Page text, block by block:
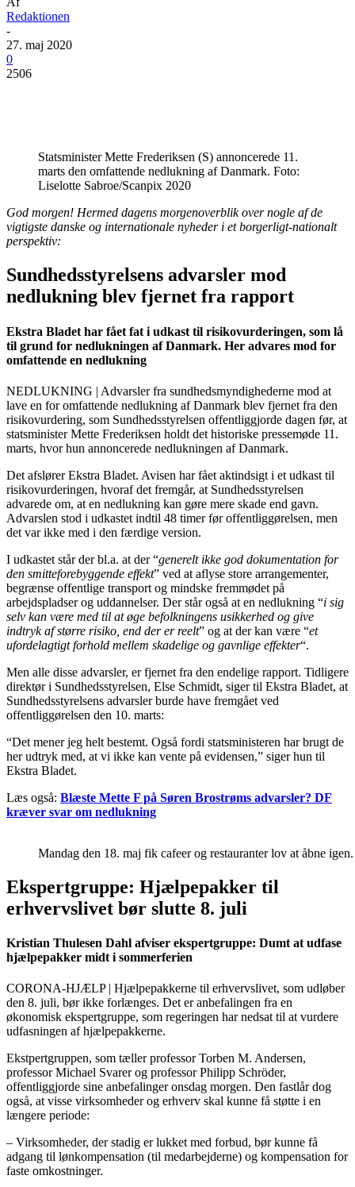
Redaktionen
-
27. maj 2020
0
2506
Statsminister Mette Frederiksen (S) annoncerede 11.
marts den omfattende nedlukning af Danmark. Foto:
Liselotte Sabroe/Scanpix 2020
God morgen! Hermed dagens morgenoverblik over nogle af de
vigtigste danske og internationale nyheder i et borgerligt-nationalt
perspektiv:
Sundhedsstyrelsens advarsler mod
nedlukning blev fjernet fra rapport
Ekstra Bladet har fået fat i udkast til risikovurderingen, som lå
til grund for nedlukningen af Danmark. Her advares mod for
omfattende en nedlukning
NEDLUKNING | Advarsler fra sundhedsmyndighederne mod at
lave en for omfattende nedlukning af Danmark blev fjernet fra den
risikovurdering, som Sundhedsstyrelsen offentliggjorde dagen før, at
statsminister Mette Frederiksen holdt det historiske pressemøde 11.
marts, hvor hun annoncerede nedlukningen af Danmark.
Det afslører Ekstra Bladet. Avisen har fået aktindsigt i et udkast til
risikovurderingen, hvoraf det fremgår, at Sundhedsstyrelsen
advarede om, at en nedlukning kan gøre mere skade end gavn.
Advarslen stod i udkastet indtil 48 timer før offentliggørelsen, men
det var ikke med i den færdige version.
I udkastet står der bl.a. at der “generelt ikke god dokumentation for
den smitteforebyggende effekt” ved at aflyse store arrangementer,
begrænse offentlige transport og mindske fremmødet på
arbejdspladser og uddannelser. Der står også at en nedlukning “i sig
selv kan være med til at øge befolkningens usikkerhed og give
indtryk af større risiko, end der er reelt” og at der kan være “et
ufordelagtigt forhold mellem skadelige og gavnlige effekter“.
Men alle disse advarsler, er fjernet fra den endelige rapport. Tidligere
direktør i Sundhedsstyrelsen, Else Schmidt, siger til Ekstra Bladet, at
Sundhedsstyrelsens advarsler burde have fremgået ved
offentliggørelsen den 10. marts:
“Det mener jeg helt bestemt. Også fordi statsministeren har brugt de
her udtryk med, at vi ikke kan vente på evidensen,” siger hun til
Ekstra Bladet.
Læs også: Blæste Mette F på Søren Brostrøms advarsler? DF
kræver svar om nedlukning
Mandag den 18. maj fik cafeer og restauranter lov at åbne
Ekspertgruppe: Hjælpepakker til
erhvervslivet bør slutte 8. juli
Kristian Thulesen Dahl afviser ekspertgruppe: Dumt at udfase
hjælpepakker midt i sommerferien
CORONA-HJÆLP | Hjælpepakkerne til erhvervslivet, som udløber
den 8. juli, bør ikke forlænges. Det er anbefalingen fra en
økonomisk ekspertgruppe, som regeringen har nedsat til at vurdere
udfasningen af hjælpepakkerne.
Ekstpertgruppen, som tæller professor Torben M. Andersen,
professor Michael Svarer og professor Philipp Schröder,
offentliggjorde sine anbefalinger onsdag morgen. Den fastlår dog
også, at visse virksomheder og erhverv skal kunne få støtte i en
længere periode:
– Virksomheder, der stadig er lukket med forbud, bør kunne få
adgang til lønkompensation (til medarbejderne) og kompensation for
faste omkostninger.